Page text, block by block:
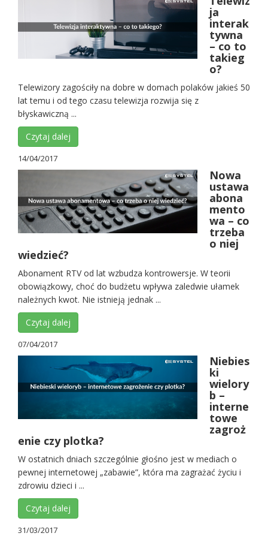
ja
interak
tywna
– co to
takieg
o?
Telewizory zagościły na dobre w domach polaków jakieś 50
lat temu i od tego czasu telewizja rozwija się z
błyskawiczną ...
Czytaj dalej
14/04/2017
Nowa
ustawa
abona
mento
wa – co
trzeba
o niej
wiedzieć?
Abonament RTV od lat wzbudza kontrowersje. W teorii
obowiązkowy, choć do budżetu wpływa zaledwie ułamek
należnych kwot. Nie istnieją jednak ...
Czytaj dalej
07/04/2017
Niebies
ki
wielory
b –
interne
towe
zagroż
enie czy plotka?
W ostatnich dniach szczególnie głośno jest w mediach o
pewnej internetowej „zabawie”, która ma zagrażać życiu i
zdrowiu dzieci i ...
Czytaj dalej
31/03/2017